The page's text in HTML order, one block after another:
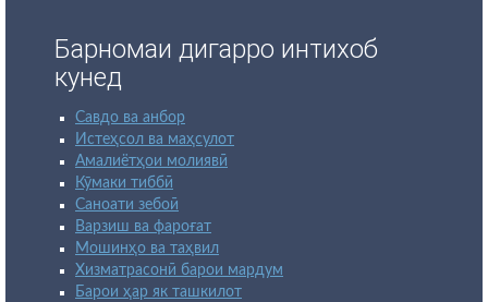
Барномаи дигарро интихоб
кунед
Савдо ва анбор
Истеҳсол ва маҳсулот
Амалиётҳои молиявӣ
Кӯмаки тиббӣ
Саноати зебоӣ
Варзиш ва фароғат
Мошинҳо ва таҳвил
Хизматрасонӣ барои мардум
Барои ҳар як ташкилот